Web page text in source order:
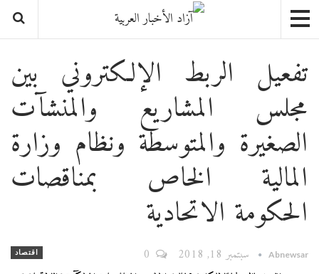
تفعيل الربط الإلكتروني بين
مجلس المشاريع والمنشآت
الصغيرة والمتوسطة ونظام وزارة
المالية الخاص بمناقصات
الحكومة الاتحادية
اقتصاد Abnewsar سبتمبر 18, 2018